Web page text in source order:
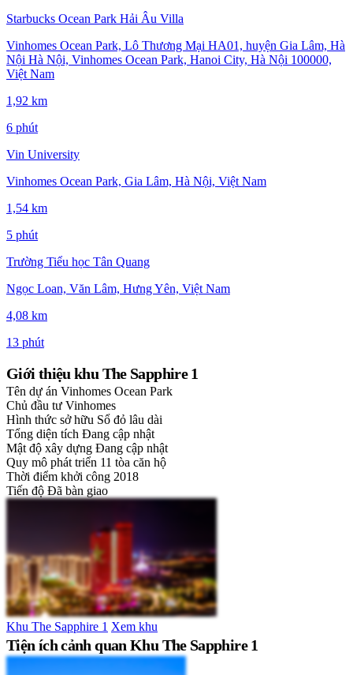
Starbucks Ocean Park Hải Âu Villa
Vinhomes Ocean Park, Lô Thương Mại HA01, huyện Gia Lâm, Hà
Nội Hà Nội, Vinhomes Ocean Park, Hanoi City, Hà Nội 100000,
Việt Nam
1,92 km
6 phút
Vin University
Vinhomes Ocean Park, Gia Lâm, Hà Nội, Việt Nam
1,54 km
5 phút
Trường Tiểu học Tân Quang
Ngọc Loan, Văn Lâm, Hưng Yên, Việt Nam
4,08 km
13 phút
Giới thiệu khu The Sapphire 1
Tên dự án Vinhomes Ocean Park
Chủ đầu tư Vinhomes
Hình thức sở hữu Sổ đỏ lâu dài
Tổng diện tích Đang cập nhật
Mật độ xây dựng Đang cập nhật
Quy mô phát triển 11 tòa căn hộ
Thời điểm khởi công 2018
Tiến độ Đã bàn giao
Khu The Sapphire 1 Xem khu
Tiện ích cảnh quan Khu The Sapphire 1